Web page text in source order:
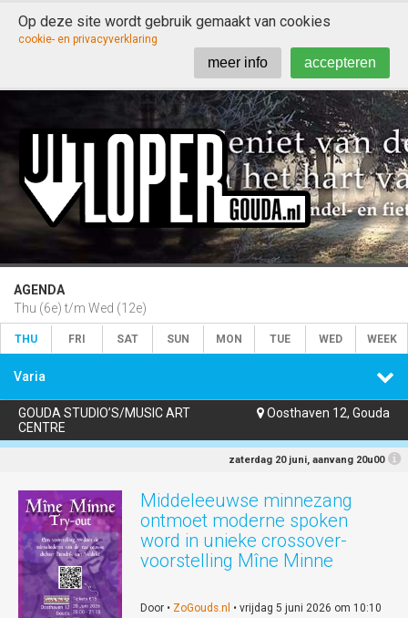
Op deze site wordt gebruik gemaakt van cookies
cookie- en privacyverklaring
accepteren
meer info
THU FRI SAT SUN MON TUE WED WEEK
AGENDA
Thu (6e) t/m Wed (12e)

Varia
GOUDA STUDIO’S/MUSIC ART
CENTRE
 Oosthaven 12, Gouda
zaterdag 20 juni, aanvang 20u00
Middeleeuwse minnezang
ontmoet moderne spoken
word in unieke crossover-
voorstelling Mîne Minne
Door • ZoGouds.nl • vrijdag 5 juni 2026 om 10:10